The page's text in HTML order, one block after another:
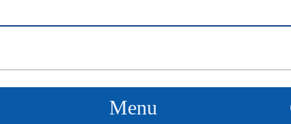
Menu